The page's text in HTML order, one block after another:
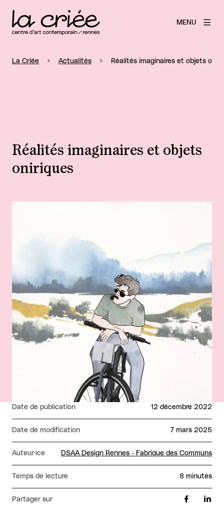
MENU
La Criée Actualités Réalités imaginaires et objets
Réalités imaginaires et objets
oniriques
Date de publication 12 décembre 2022
Date de modification 7 mars 2025
Auteur·ice DSAA Design Rennes - Fabrique des Communs
Temps de lecture 8 minutes
Partager sur